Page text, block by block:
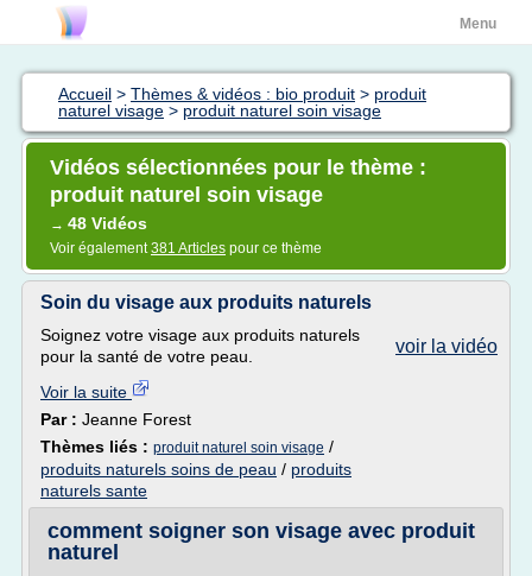
Menu
Accueil > Thèmes & vidéos : bio produit > produit
naturel visage > produit naturel soin visage
Vidéos sélectionnées pour le thème :
produit naturel soin visage
→ 48 Vidéos
Voir également381 Articles pour ce thème
Soin du visage aux produits naturels
voir la vidéo
Soignez votre visage aux produits naturels
pour la santé de votre peau.
Voir la suite
Par : Jeanne Forest
Thèmes liés : produit naturel soin visage /
produits naturels soins de peau / produits
naturels sante
comment soigner son visage avec produit
naturel